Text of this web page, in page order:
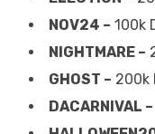
NOV24 – 100k
NIGHTMARE –
GHOST – 200k
DACARNIVAL –